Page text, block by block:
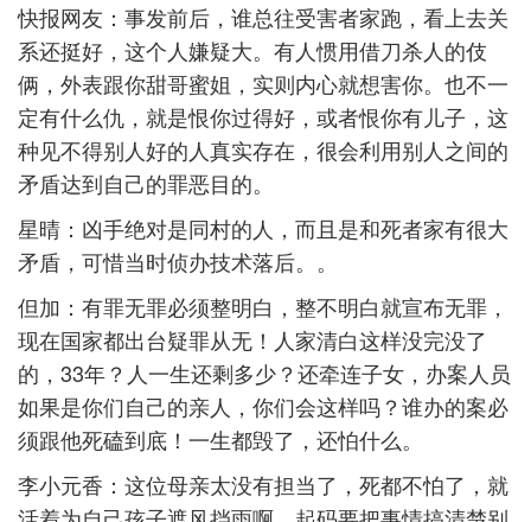
快报网友：事发前后，谁总往受害者家跑，看上去关
系还挺好，这个人嫌疑大。有人惯用借刀杀人的伎
俩，外表跟你甜哥蜜姐，实则内心就想害你。也不一
定有什么仇，就是恨你过得好，或者恨你有儿子，这
种见不得别人好的人真实存在，很会利用别人之间的
矛盾达到自己的罪恶目的。
星晴：凶手绝对是同村的人，而且是和死者家有很大
矛盾，可惜当时侦办技术落后。。
但加：有罪无罪必须整明白，整不明白就宣布无罪，
现在国家都出台疑罪从无！人家清白这样没完没了
的，33年？人一生还剩多少？还牵连子女，办案人员
如果是你们自己的亲人，你们会这样吗？谁办的案必
须跟他死磕到底！一生都毁了，还怕什么。
李小元香：这位母亲太没有担当了，死都不怕了，就